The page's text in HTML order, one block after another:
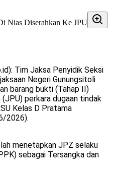
Tim Jaksa Penyidik Seksi
Negeri Gunungsitoli
barang bukti (Tahap II)
perkara dugaan tindak
Kelas D Pratama
2026).
menetapkan JPZ selaku
sebagai Tersangka dan